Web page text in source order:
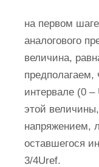
на первом
аналогового
величина,
предполагаем,
интервале (0
этой
напряжением,
оставшегося
3/4Uref.